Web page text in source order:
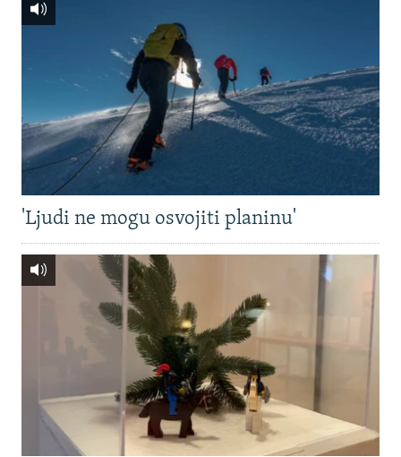
'Ljudi ne mogu osvojiti planinu'